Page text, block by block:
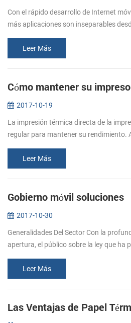
Con el rápido desarrollo de Internet
más aplicaciones son inseparables
Leer Más
Cómo mantener su
2017-10-19
La impresión térmica directa de la
regular para mantener su rendimiento.
imprimir si...
Leer Más
Gobierno móvil soluciones
2017-10-30
Generalidades Del Sector Con la
apertura, el público sobre la ley que ha
en el trabajo, la r...
Leer Más
Las Ventajas de Papel